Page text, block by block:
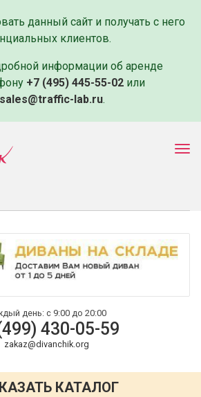
данный сайт и получать с него
клиентов.
информации об аренде
+7 (495) 445-55-02 или
sales@traffic-lab.ru.
и доставка
Контакты
день: с 9:00 до 20:00
430-05-59
zakaz@divanchik.org
КАТАЛОГ